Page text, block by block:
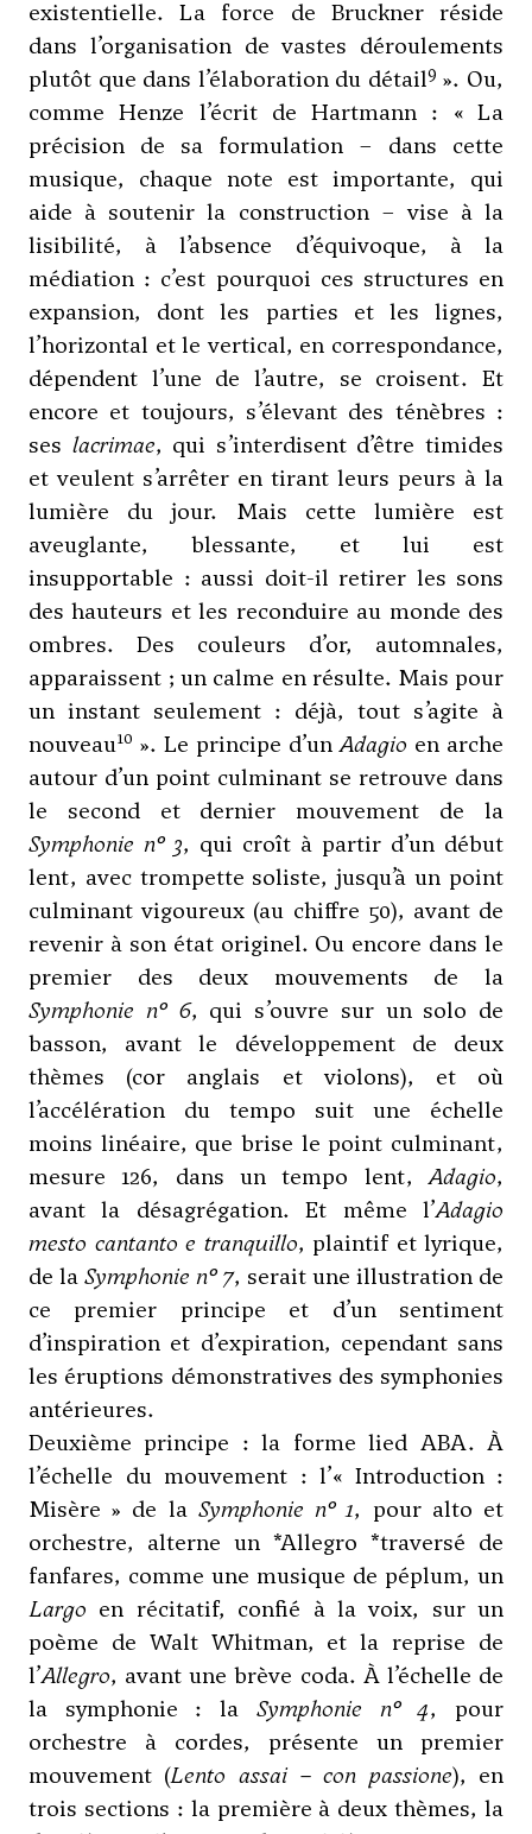
existentielle. La force de Bruckner réside
dans l’organisation de vastes déroulements
plutôt que dans l’élaboration du détail9 ». Ou,
commeHenze l’écrit de Hartmann : « La
précision de sa formulation – dans cette
musique, chaque note est importante, qui
aide à soutenir la construction – vise à la
lisibilité, à l’absence d’équivoque, à la
médiation : c’est pourquoi ces structures en
expansion, dont les parties et les lignes,
l’horizontal et le vertical, en correspondance,
dépendent l’une de l’autre, se croisent. Et
encore et toujours, s’élevant des ténèbres :
ses lacrimae, qui s’interdisent d’être timides
et veulent s’arrêter en tirant leurs peurs à la
lumière du jour. Mais cette lumière est
aveuglante, blessante, et lui est
insupportable : aussi doit-il retirer les sons
des hauteurs et les reconduire au monde des
ombres. Des couleurs d’or, automnales,
apparaissent ; un calme en résulte. Mais pour
un instant seulement : déjà, tout s’agite à
nouveau10 ». Le principe d’unAdagio en arche
autour d’un point culminant se retrouve dans
le second et dernier mouvement de la
Symphonie n° 3, qui croît à partir d’un début
lent, avec trompette soliste, jusqu’à un point
culminant vigoureux (au chiffre 50), avant de
revenir à son état originel. Ou encore dans le
premier des deux mouvements de la
Symphonie n° 6, qui s’ouvre sur un solo de
basson, avant le développement de deux
thèmes (cor anglais et violons), et où
l’accélération du tempo suit une échelle
moins linéaire, que brise le point culminant,
mesure 126, dans un tempo lent,Adagio,
avant la désagrégation. Et même l’Adagio
mesto cantanto e tranquillo, plaintif et lyrique,
de laSymphonie n° 7, serait une illustration de
ce premier principe et d’un sentiment
d’inspiration et d’expiration, cependant sans
les éruptions démonstratives des symphonies
antérieures.
Deuxième principe : la forme lied ABA. À
l’échelle du mouvement : l’« Introduction :
Misère » de la Symphonie n° 1, pour alto et
orchestre, alterne un *Allegro *traversé de
fanfares, comme une musique de péplum, un
Largo en récitatif, confié à la voix, sur un
poème de Walt Whitman, et la reprise de
l’Allegro, avant une brève coda. À l’échelle de
la symphonie : la Symphonie n° 4, pour
orchestre à cordes, présente un premier
mouvement (Lento assai – con passione), en
trois sections : la première à deux thèmes, la